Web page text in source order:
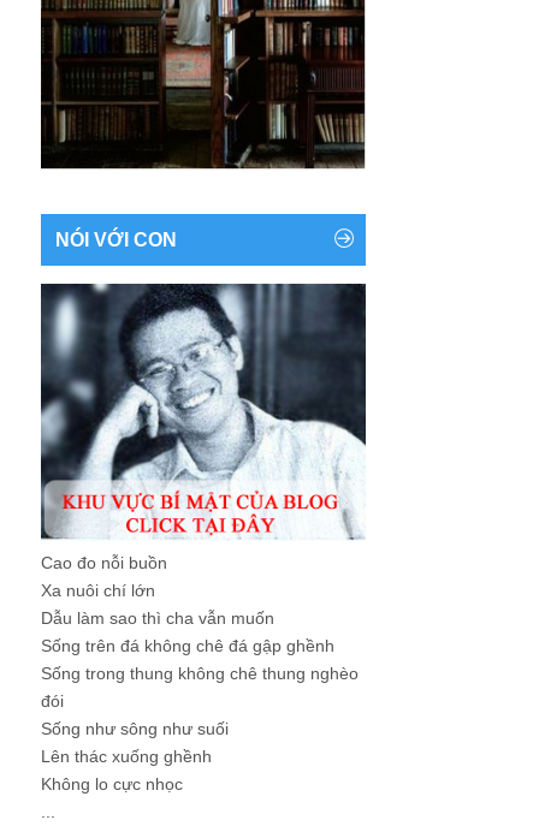
NÓI VỚI CON
Cao đo nỗi buồn
Xa nuôi chí lớn
Dẫu làm sao thì cha vẫn muốn
Sống trên đá không chê đá gập ghềnh
Sống trong thung không chê thung nghèo
đói
Sống như sông như suối
Lên thác xuống ghềnh
Không lo cực nhọc